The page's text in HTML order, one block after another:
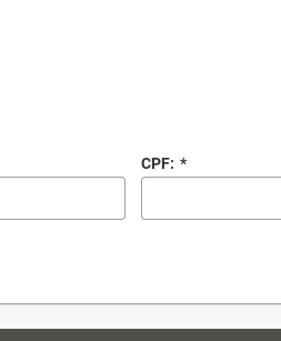
CPF: *